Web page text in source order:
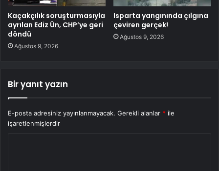
Kaçakçılık soruşturmasıyla
ayrılan Ediz Ün, CHP’ye geri
döndü
Ağustos 9, 2026
Isparta yangınında çılgına
çeviren gerçek!
Ağustos 9, 2026
Bir yanıt yazın
E-posta adresiniz yayınlanmayacak. Gerekli alanlar * ile
işaretlenmişlerdir